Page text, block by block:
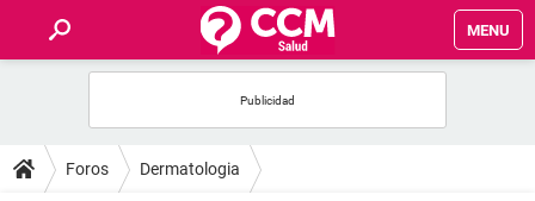
MENU
FOROS
Foros Dermatologia